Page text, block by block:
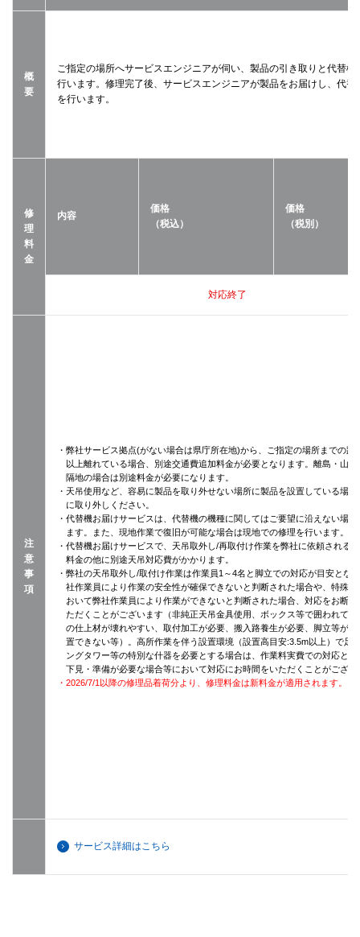
概
要
ご指定の場所へサービスエンジニアが伺い、製品の引き取りと代替機
行います。修理完了後、サービスエンジニアが製品をお届けし、代替
を行います。
修
理
料
金
内容
価格
（税込）
価格
（税別）
対応終了
注
意
事
項
・弊社サービス拠点(がない場合は県庁所在地)から、ご指定の場所までの距
以上離れている場合、別途交通費追加料金が必要となります。離島・山間
隔地の場合は別途料金が必要になります。
・天吊使用など、容易に製品を取り外せない場所に製品を設置している場合
に取り外しください。
・代替機お届けサービスは、代替機の機種に関してはご要望に沿えない場合
ます。また、現地作業で復旧が可能な場合は現地での修理を行います。
・代替機お届けサービスで、天吊取外し/再取付け作業を弊社に依頼される
料金の他に別途天吊対応費がかかります。
・弊社の天吊取外し/取付け作業は作業員1～4名と脚立での対応が目安とな
社作業員により作業の安全性が確保できないと判断された場合や、特殊設
おいて弊社作業員により作業ができないと判断された場合、対応をお断り
ただくことがございます（非純正天吊金具使用、ボックス等で囲われてい
の仕上材が壊れやすい、取付加工が必要、搬入路養生が必要、脚立等がそ
置できない等）。高所作業を伴う設置環境（設置高目安:3.5m以上）で足
ングタワー等の特別な什器を必要とする場合は、作業料実費での対応とな
下見・準備が必要な場合等において対応にお時間をいただくことがござい
・2026/7/1以降の修理品着荷分より、修理料金は新料金が適用されます。
サービス詳細はこちら